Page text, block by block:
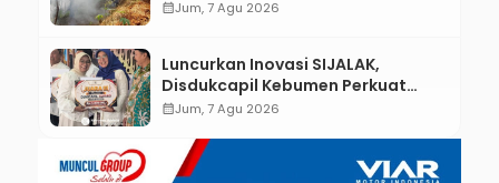
Padamkan Api Secara Manual
calendar_monthJum, 7 Agu 2026
Luncurkan Inovasi SIJALAK,
Disdukcapil Kebumen Perkuat
Jejaring Literasi Adminduk hingga
calendar_monthJum, 7 Agu 2026